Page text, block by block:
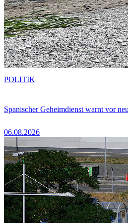
Spanischer Geheimdienst warnt vor
06.08.2026
POLITIK